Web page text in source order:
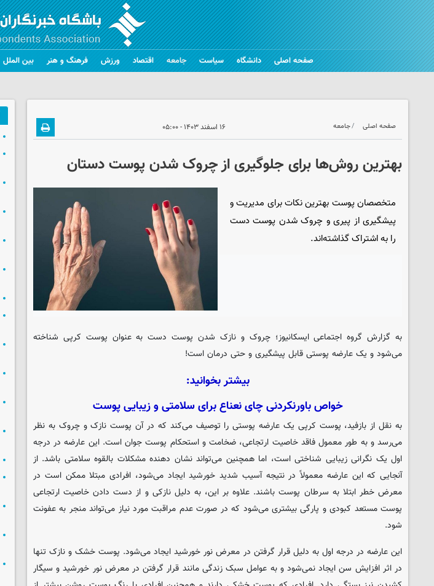
صفحه اصلی دانشگاه سیاست جامعه اقتصاد ورزش فرهنگ و هنر بین الملل
صفحه اصلی جامعه ۱۶ اسفند ۱۴۰۳ - ۰۵:۰۰
بهترین روش‌ها برای جلوگیری از چروک شدن پوست دستان
متخصصان پوست بهترین نکات برای مدیریت و
پیشگیری از پیری و چروک شدن پوست دست
را به اشتراک گذاشته‌اند.
به گزارش گروه اجتماعیایسکانیوز؛ چروک و نازک شدن پوست دست به عنوان پوست کرپی شناخته
می‌شود و یک عارضه پوستی قابل پیشگیری و حتی درمان است!
بیشتر بخوانید:
خواص باورنکردنی چای نعناع برای سلامتی و زیبایی پوست
به نقل از بازفید، پوست کرپی یک عارضه پوستی را توصیف می‌کند که در آن پوست نازک و چروک به نظر
می‌رسد و به طور معمول فاقد خاصیت ارتجاعی، ضخامت و استحکام پوست جوان است. این عارضه در درجه
اول یک نگرانی زیبایی شناختی است، اما همچنین می‌تواند نشان دهنده مشکلات بالقوه سلامتی باشد. از
آنجایی که این عارضه معمولاً در نتیجه آسیب شدید خورشید ایجاد می‌شود، افرادی مبتلا ممکن است در
معرض خطر ابتلا به سرطان پوست باشند. علاوه بر این، به دلیل نازکی و از دست دادن خاصیت ارتجاعی
پوست مستعد کبودی و پارگی بیشتری می‌شود که در صورت عدم مراقبت مورد نیاز می‌تواند منجر به عفونت
شود.
این عارضه در درجه اول به دلیل قرار گرفتن در معرض نور خورشید ایجاد می‌شود. پوست خشک و نازک تنها
در اثر افزایش سن ایجاد نمی‌شود و به عوامل سبک زندگی مانند قرار گرفتن در معرض نور خورشید و سیگار